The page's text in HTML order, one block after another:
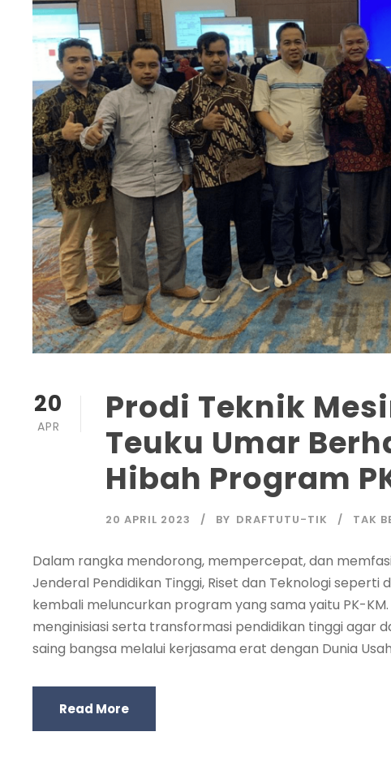
20
APR
Prodi Teknik
Teuku Umar
Hibah Program
20 APRIL 2023 BY DRAFTUTU-TIK TAK
Dalam rangka mendorong, mempercepat, dan
Jenderal Pendidikan Tinggi, Riset dan Teknologi seperti
kembali meluncurkan program yang sama yaitu PK-
menginisiasi serta transformasi pendidikan tinggi agar
saing bangsa melalui kerjasama erat dengan Dunia
Read More